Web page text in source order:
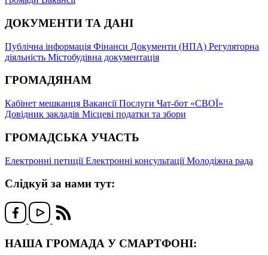
ДОКУМЕНТИ ТА ДАНІ
Публічна інформація Фінанси Документи (НПА) Регуляторна
діяльність Містобудівна документація
ГРОМАДЯНАМ
Кабінет мешканця ВакансіїПослуги Чат-бот «СВОЇ»
Довідник закладів Місцеві податки та збори
ГРОМАДСЬКА УЧАСТЬ
Електронні петиціїЕлектронні консультаціїМолодіжна рада
Слідкуй за нами тут:
НАША ГРОМАДА У СМАРТФОНІ: